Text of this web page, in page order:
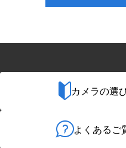
カメラの選
よくあるご